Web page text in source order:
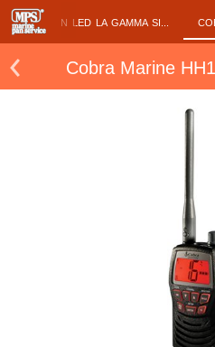
BLUEFIN LED LA GAMMA SI...
Cobra Marine